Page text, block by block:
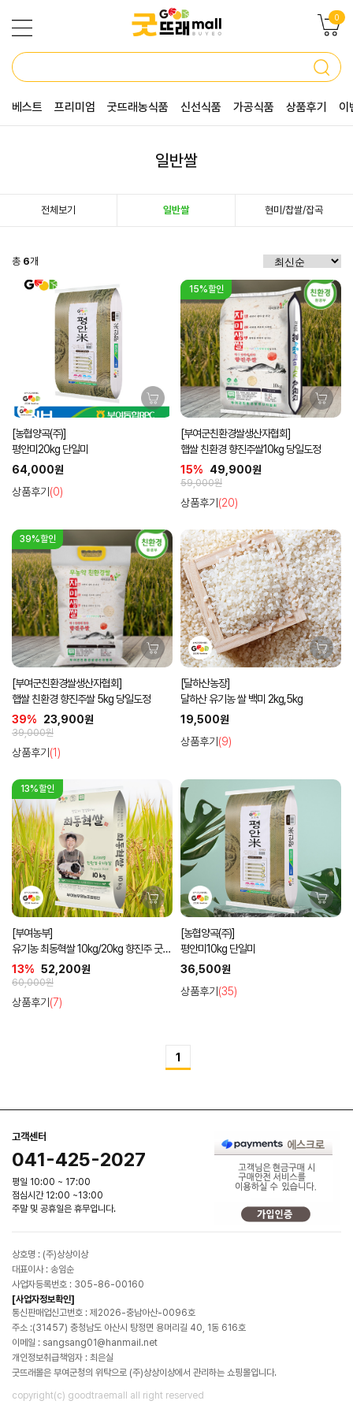
0
베스트 프리미엄 굿뜨래농식품 신선식품 가공식품 상품후기 이
일반쌀
전체보기 일반쌀 현미/찹쌀/잡곡
총 6개
[농협양곡(주)]
평안미20kg 단일미
64,000원
상품후기 (0)
15%할인
[부여군친환경쌀생산자협회]
햅쌀 친환경 향진주쌀10kg 당일도정
15%
49,900원
59,000원
상품후기 (20)
39%할인
[부여군친환경쌀생산자협회]
햅쌀 친환경 향진주쌀 5kg 당일도정
39%
23,900원
39,000원
상품후기 (1)
[달하산농장]
달하산 유기농 쌀 백미 2kg,5kg
19,500원
상품후기 (9)
13%할인
[부여농부]
유기농 최동혁쌀 10kg/20kg 향진주 굿뜨
래인증
13% 52,200원
60,000원
상품후기 (7)
[농협양곡(주)]
평안미10kg 단일미
36,500원
상품후기 (35)
1
고객센터
041-425-2027
평일 10:00 ~ 17:00
점심시간 12:00 ~13:00
주말 및 공휴일은 휴무입니다.
상호명 : (주)상상이상
대표이사 : 송임순
사업자등록번호 : 305-86-00160
[사업자정보확인]
통신판매업신고번호 : 제2026-충남아산-0096호
주소 :(31457) 충청남도 아산시 탕정면 용머리길 40, 1동 616호
이메일 : sangsang01@hanmail.net
개인정보취급책임자 : 최은실
굿뜨래몰은 부여군청의 위탁으로 (주)상상이상에서 관리하는 쇼핑몰입니다.
copyright(c) goodtraemall all right reserved